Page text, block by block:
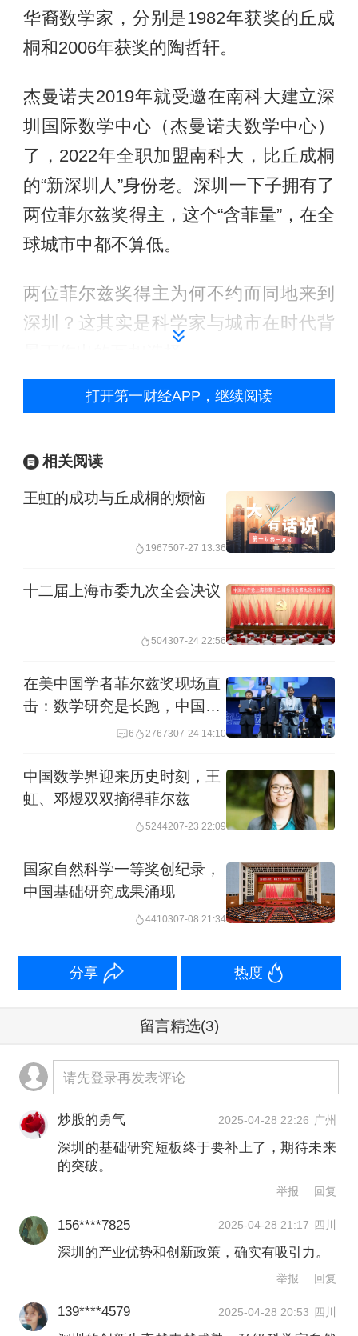
华裔数学家，分别是1982年获奖的丘成
桐和2006年获奖的陶哲轩。
杰曼诺夫2019年就受邀在南科大建立深
圳国际数学中心（杰曼诺夫数学中心）
了，2022年全职加盟南科大，比丘成桐
的“新深圳人”身份老。深圳一下子拥有了
两位菲尔兹奖得主，这个“含菲量”，在全
球城市中都不算低。
两位菲尔兹奖得主为何不约而同地来到
深圳？这其实是科学家与城市在时代背
从深圳的角度来说，这座城市渴望拥抱
研究和产业化方面成果丰硕，但基础研
究却相对薄弱。跟国外创新高地和国内
究投入占全社会研发投入比重较低，高
校和科研机构的数量和实力也相对不
这一短板，很大程度上制约“从0到1”的原
始创新能力，从而难以占据价值含量更
益激烈，深圳面临的挑战更大。
深圳要打造具有全球影响力的产业科创
须狠抓基础研究，补长短板。而数学
是“科学之母”，是基础科学的核心和技术
数学家。
但深圳也并非没有自己的“筹码”，从科学
择。
首先当然是深圳的产业和人才优势。根
据深圳市统计局数据，2024年，深圳战
略性新兴产业产值突破1.5万亿元，占
GDP比重达42.34%。全市拥有国家高新
技术企业超2.5万家，密度居全国城市第
一。现有高层次人才2.62万人，技能人
才406万人，各类人才总量达700万。
打开第一财经APP，继续阅读
相关阅读
王虹的成功与丘成桐的烦恼
1967507-27 13:36
十二届上海市委九次全会决议
504307-24 22:56
在美中国学者菲尔兹奖现场直
击：数学研究是长跑，中国数
学新生代力量正崛起
6 2767307-24 14:10
中国数学界迎来历史时刻，王
虹、邓煜双双摘得菲尔兹
5244207-23 22:09
国家自然科学一等奖创纪录，
中国基础研究成果涌现
4410307-08 21:34
分享 热度
留言精选(3)
请先登录再发表评论
炒股的勇气 2025-04-28 22:26 广州
深圳的基础研究短板终于要补上了，期待未来
的突破。
举报 回复
156****7825 2025-04-28 21:17 四川
深圳的产业优势和创新政策，确实有吸引力。
举报 回复
139****4579 2025-04-28 20:53 四川